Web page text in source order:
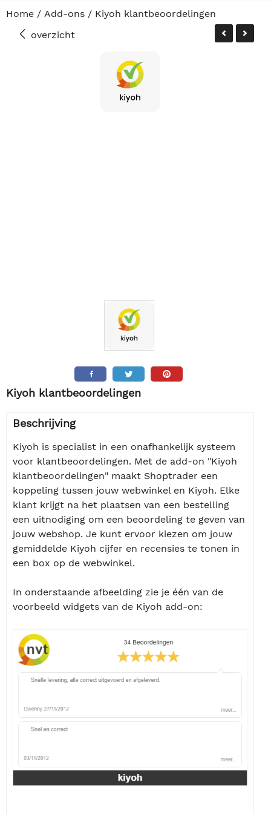
Home / Add-ons / Kiyoh klantbeoordelingen
overzicht
Kiyoh klantbeoordelingen
Beschrijving
Kiyoh is specialist in een onafhankelijk systeem
voor klantbeoordelingen. Met de add-on "Kiyoh
klantbeoordelingen" maakt Shoptrader een
koppeling tussen jouw webwinkel en Kiyoh. Elke
klant krijgt na het plaatsen van een bestelling
een uitnodiging om een beoordeling te geven van
jouw webshop. Je kunt ervoor kiezen om jouw
gemiddelde Kiyoh cijfer en recensies te tonen in
een box op de webwinkel.
In onderstaande afbeelding zie je één van de
voorbeeld widgets van de Kiyoh add-on: